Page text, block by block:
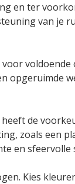
en ter
van je
opgeruimde
de
zoals een
en sfeervolle
Kies